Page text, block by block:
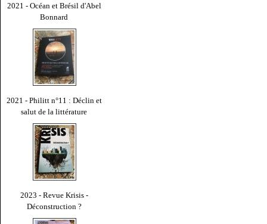
2021 - Océan et Brésil d'Abel
Bonnard
2021 - Philitt n°11 : Déclin et
salut de la littérature
2023 - Revue Krisis -
Déconstruction ?